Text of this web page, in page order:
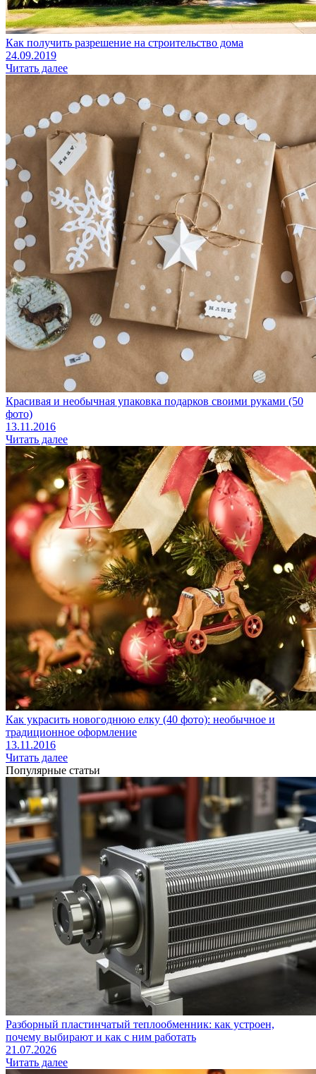
Как получить разрешение на строительство дома
24.09.2019
Читать далее
Красивая и необычная упаковка подарков своими руками (50
фото)
13.11.2016
Читать далее
Как украсить новогоднюю елку (40 фото): необычное и
традиционное оформление
13.11.2016
Читать далее
Популярные статьи
Разборный пластинчатый теплообменник: как устроен,
почему выбирают и как с ним работать
21.07.2026
Читать далее